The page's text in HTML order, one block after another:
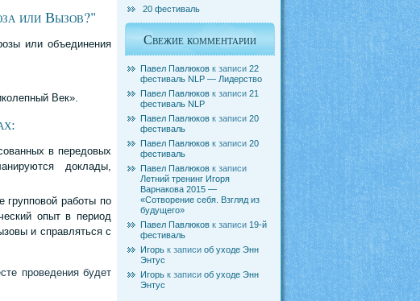
или Вызов?"
или объединения
Век».
в передовых
доклады,
групповой работы по
опыт в период
и справляться с
проведения будет
20 фестиваль
Свежие комментарии
Павел Павлюков к записи 22
фестиваль NLP — Лидерство
Павел Павлюков к записи 21
фестиваль NLP
Павел Павлюков к записи 20
фестиваль
Павел Павлюков к записи 20
фестиваль
Павел Павлюков к записи
Летний тренинг Игоря
Варнакова 2015 —
«Сотворение себя. Взгляд из
будущего»
Павел Павлюков к записи 19-й
фестиваль
Игорь к записи об уходе Энн
Энтус
Игорь к записи об уходе Энн
Энтус